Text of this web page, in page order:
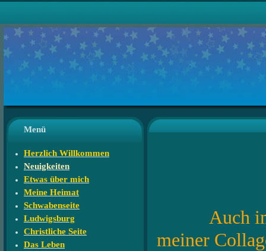
Menü
Herzlich Willkommen
Neuigkeiten
Etwas über mich
Meine Heimat
Schwabenseite
Ludwigsburg
Christliche Seite
Das Leben
Auch im
meiner